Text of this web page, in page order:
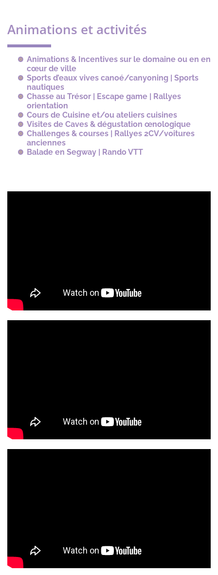
Animations et activités
Animations & Incentives sur le domaine ou en en
cœur de ville
Sports d’eaux vives canoé/canyoning | Sports
nautiques
Chasse au Trésor | Escape game | Rallyes
orientation
Cours de Cuisine et/ou ateliers cuisines
Visites de Caves & dégustation œnologique
Challenges & courses | Rallyes 2CV/voitures
anciennes
Balade en Segway | Rando VTT